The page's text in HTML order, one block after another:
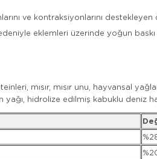
ve kontraksiyonlarını destekleyen
eklemleri üzerinde yoğun
mısır, mısır unu, hayvansal
yağı, hidrolize edilmiş kabuklu deniz